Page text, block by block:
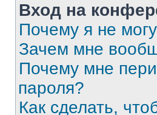
Вход на
Почему я не
Зачем мне
Почему мне
пароля?
Как сделать,